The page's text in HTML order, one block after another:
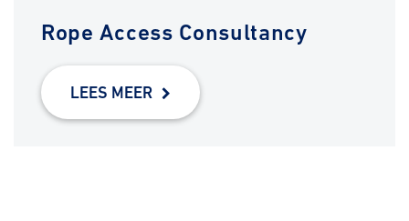
Rope Access Consultancy
LEES MEER